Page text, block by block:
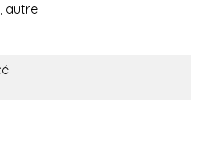
autre